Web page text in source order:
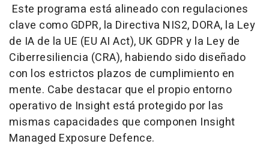
Este programa está alineado con regulaciones
clave como GDPR, la Directiva NIS2, DORA, la Ley
de IA de la UE (EU AI Act), UK GDPR y la Ley de
Ciberresiliencia (CRA), habiendo sido diseñado
con los estrictos plazos de cumplimiento en
mente. Cabe destacar que el propio entorno
operativo de Insight está protegido por las
mismas capacidades que componen Insight
Managed Exposure Defence.